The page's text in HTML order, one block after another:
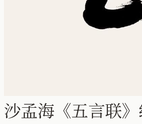
沙孟海《五言联